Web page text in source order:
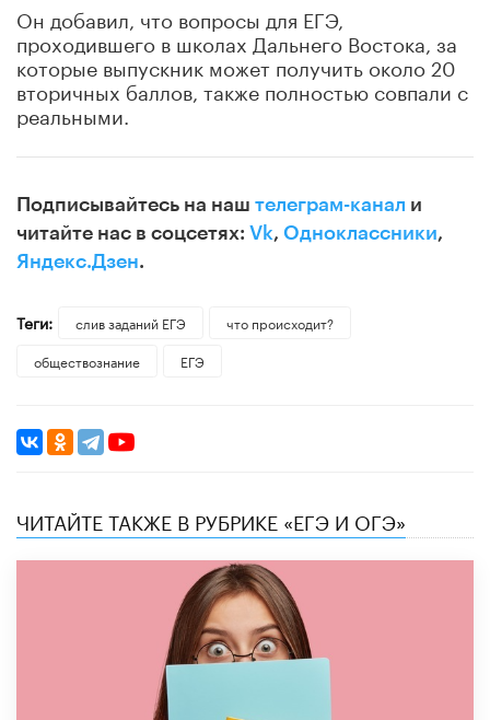
Он добавил, что вопросы для ЕГЭ,
проходившего в школах Дальнего Востока, за
которые выпускник может получить около 20
вторичных баллов, также полностью совпали с
реальными.
Подписывайтесь на наш телеграм-канал и
читайте нас в соцсетях: Vk, Одноклассники,
Яндекс.Дзен.
Теги: слив заданий ЕГЭ
что происходит?
обществознание
ЕГЭ
ЧИТАЙТЕ ТАКЖЕ В РУБРИКЕ «ЕГЭ И ОГЭ»